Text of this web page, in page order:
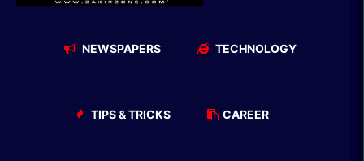
NEWSPAPERS TECHNOLOGY
TIPS & TRICKS CAREER